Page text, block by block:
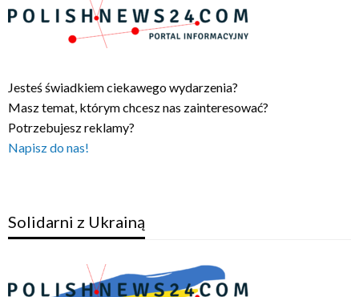
Jesteś świadkiem ciekawego wydarzenia?
Masz temat, którym chcesz nas zainteresować?
Potrzebujesz reklamy?
Napisz do nas!
Solidarni z Ukrainą